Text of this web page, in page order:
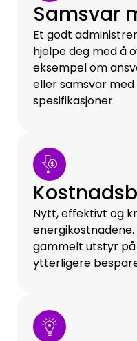
Samsvar
Et godt
hjelpe deg med å
eksempel om
eller samsvar
spesifikasjoner.
Nytt, effektivt og
gammelt utstyr
ytterligere